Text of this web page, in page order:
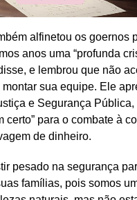
alfinetou os goernos
anos uma “profunda
e lembrou que não
sua equipe. Ele
e Segurança Pública,
certo” para o combate à
de dinheiro.
pesado na segurança
famílias, pois somos